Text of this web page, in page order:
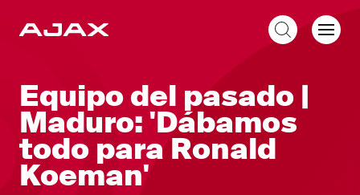
Equipo del pasado |
Maduro: 'Dábamos
todo para Ronald
Koeman'